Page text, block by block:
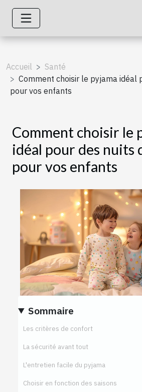
Accueil
Santé
Comment choisir le pyjama idéal
pour vos enfants
Comment choisir le
idéal pour des nuits
pour vos enfants
Sommaire
Les critères de confort
La sécurité avant tout
L'entretien facile du pyjama
Choisir en fonction des saisons